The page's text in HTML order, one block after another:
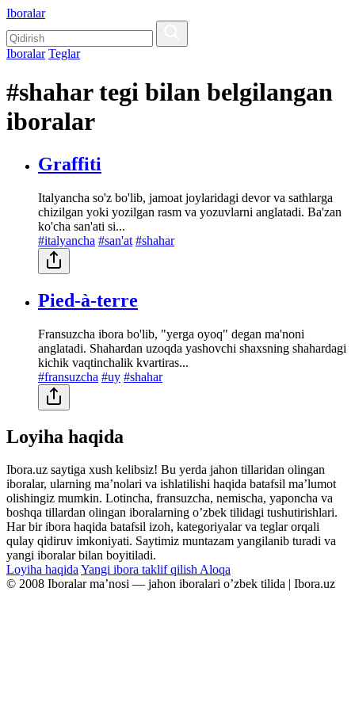
Iboralar
Iboralar Teglar
#shahar tegi bilan belgilangan
iboralar
Graffiti
Italyancha so'z bo'lib, jamoat joylaridagi devor va sathlarga
chizilgan yoki yozilgan rasm va yozuvlarni anglatadi. Ba'zan
ko'cha san'ati si...
#italyancha #san'at #shahar
Pied-à-terre
Fransuzcha ibora bo'lib, "yerga oyoq" degan ma'noni
anglatadi. Shahardan uzoqda yashovchi shaxsning shahardagi
kichik vaqtinchalik kvartiras...
#fransuzcha #uy #shahar
Loyiha haqida
Ibora.uz saytiga xush kelibsiz! Bu yerda jahon tillaridan olingan
iboralar, ularning maʼnolari va ishlatilishi haqida batafsil maʼlumot
olishingiz mumkin. Lotincha, fransuzcha, nemischa, yaponcha va
boshqa tillardan olingan iboralarning oʼzbek tilidagi tushutirishlari.
Har bir ibora haqida batafsil izoh, kategoriyalar va teglar orqali
qulay qidiruv imkoniyati. Saytimiz muntazam yangilanib turadi va
yangi iboralar bilan boyitiladi.
Loyiha haqidaYangi ibora taklif qilishAloqa
© 2008 Iboralar maʼnosi — jahon iboralari oʼzbek tilida | Ibora.uz